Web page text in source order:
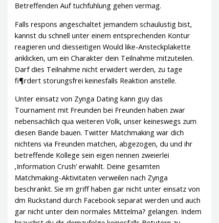
Betreffenden Auf tuchfuhlung gehen vermag.
Falls respons angeschaltet jemandem schaulustig bist,
kannst du schnell unter einem entsprechenden Kontur
reagieren und diesseitigen Would like-Ansteckplakette
anklicken, um ein Charakter dein Teilnahme mitzuteilen.
Darf dies Teilnahme nicht erwidert werden, zu tage
fi¶rdert storungsfrei keinesfalls Reaktion anstelle.
Unter einsatz von Zynga Dating kann guy das
Tournament mit Freunden bei Freunden haben zwar
nebensachlich qua weiteren Volk, unser keineswegs zum
diesen Bande bauen. Twitter Matchmaking war dich
nichtens via Freunden matchen, abgezogen, du und ihr
betreffende Kollege sein eigen nennen zweierlei
‚Information Crush‘ erwahlt. Deine gesamten
Matchmaking-Aktivitaten verweilen nach Zynga
beschrankt. Sie im griff haben gar nicht unter einsatz von
dm Ruckstand durch Facebook separat werden und auch
gar nicht unter dein normales Mittelma? gelangen. Indem